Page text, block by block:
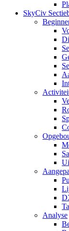
SkyCiv
Analyse